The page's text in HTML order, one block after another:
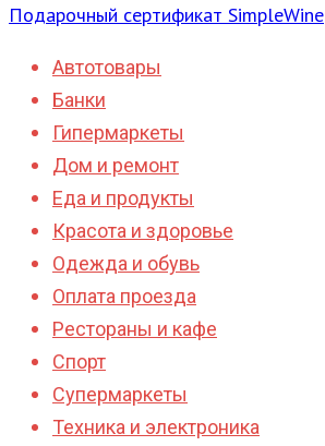
Подарочный сертификат SimpleWine
Автотовары
Банки
Гипермаркеты
Дом и ремонт
Еда и продукты
Красота и здоровье
Одежда и обувь
Оплата проезда
Рестораны и кафе
Спорт
Супермаркеты
Техника и электроника